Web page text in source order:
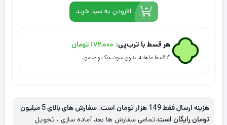
افزودن به سبد خرید
هر قسط با ترب‌پی: ۱۷۲,۰۰۰ تومان
۴ قسط ماهانه. بدون سود، چک و ضامن.
هزینه ارسال فقط 149 هزار تومان است. سفارش های بالای 5 میلیون
تومان رایگان است.تمامی سفارش ها بعد آماده سازی ، تحویل